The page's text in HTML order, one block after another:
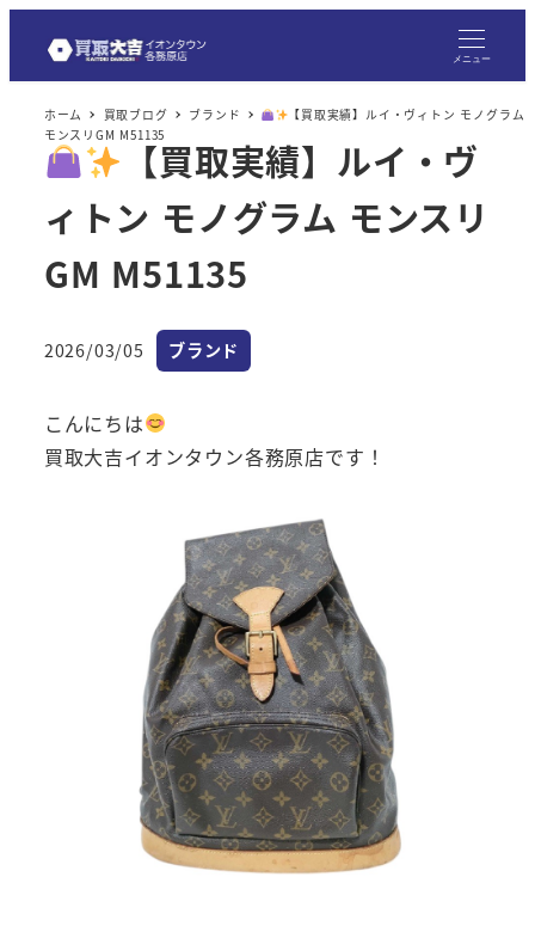
メニュー
ホーム 買取ブログ ブランド
【買取実績】ルイ・ヴィトン モノグラム
モンスリGM M51135
【買取実績】ルイ・ヴ
ィトン モノグラム モンスリ
GM M51135
投稿日
2026/03/05 カテゴリー
ブランド
こんにちは
買取大吉イオンタウン各務原店です！